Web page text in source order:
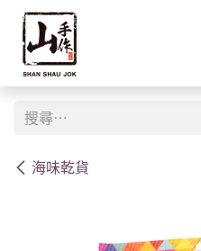
跳至內容
海味乾貨